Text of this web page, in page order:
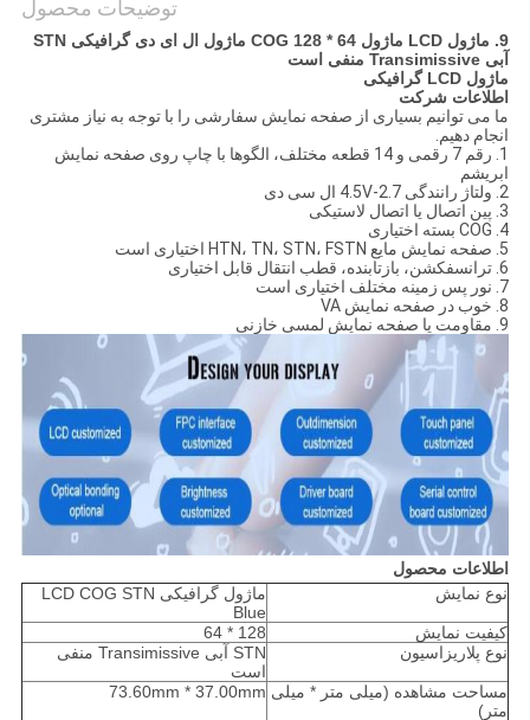
توضیحات محصول
9. ماژول LCD ماژول COG 128 * 64 ماژول ال ای دی گرافیکی STN
آبی Transimissive منفی است
ماژول LCD گرافیکی
اطلاعات شرکت
ما می توانیم بسیاری از صفحه نمایش سفارشی را با توجه به نیاز مشتری
انجام دهیم.
1. رقم 7 رقمی و 14 قطعه مختلف، الگوها با چاپ روی صفحه نمایش
ابریشم
2. ولتاژ رانندگی 2.7-4.5V ال سی دی
3. پین اتصال یا اتصال لاستیکی
4. COG بسته اختیاری
5. صفحه نمایش مایع HTN، TN، STN، FSTN اختیاری است
6. ترانسفکشن، بازتابنده، قطب انتقال قابل اختیاری
7. نور پس زمینه مختلف اختیاری است
8. خوب در صفحه نمایش VA
9. مقاومت یا صفحه نمایش لمسی خازنی
اطلاعات محصول
نوع نمایش
ماژول گرافیکی LCD COG STN
Blue
کیفیت نمایش
128 * 64
نوع پلاریزاسیون
STN آبی Transimissive منفی
است
مساحت مشاهده (میلی متر * میلی
متر)
73.60mm * 37.00mm